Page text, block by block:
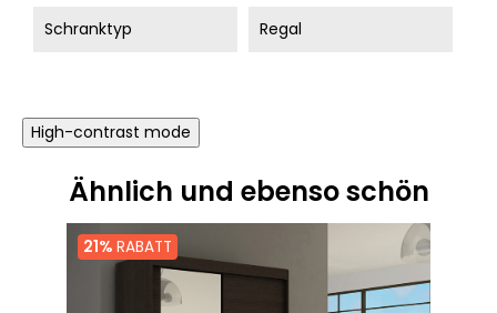
Schranktyp Regal
High-contrast mode
Ähnlich und ebenso schön
21% RABATT